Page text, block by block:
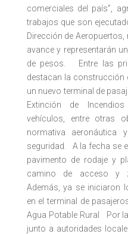
comerciales del país”,
trabajos que son
Dirección de Aeropuertos,
avance y representarán
de pesos. Entre las
destacan la construcción
un nuevo terminal de
Extinción de
vehículos, entre otras
normativa aeronáutica
seguridad. A la fecha se
pavimento de rodaje y
camino de acceso y
Además, ya se iniciaron
en el terminal de
Agua Potable Rural Por
junto a autoridades